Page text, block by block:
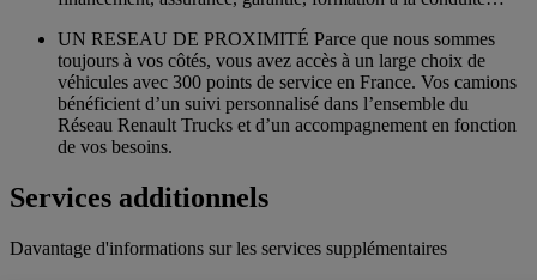
UN RESEAU DE PROXIMITÉ Parce que nous sommes
toujours à vos côtés, vous avez accès à un large choix de
véhicules avec 300 points de service en France. Vos camions
bénéficient d’un suivi personnalisé dans l’ensemble du
Réseau Renault Trucks et d’un accompagnement en fonction
de vos besoins.
Services additionnels
Davantage d'informations sur les services supplémentaires